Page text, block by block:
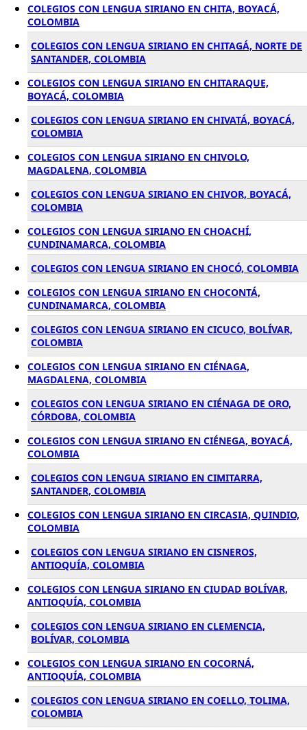
COLEGIOS CON LENGUA SIRIANO EN CHITA, BOYACÁ,
COLOMBIA
COLEGIOS CON LENGUA SIRIANO EN CHITAGÁ, NORTE DE
SANTANDER, COLOMBIA
COLEGIOS CON LENGUA SIRIANO EN CHITARAQUE,
BOYACÁ, COLOMBIA
COLEGIOS CON LENGUA SIRIANO EN CHIVATÁ, BOYACÁ,
COLOMBIA
COLEGIOS CON LENGUA SIRIANO EN CHIVOLO,
MAGDALENA, COLOMBIA
COLEGIOS CON LENGUA SIRIANO EN CHIVOR, BOYACÁ,
COLOMBIA
COLEGIOS CON LENGUA SIRIANO EN CHOACHÍ,
CUNDINAMARCA, COLOMBIA
COLEGIOS CON LENGUA SIRIANO EN CHOCÓ, COLOMBIA
COLEGIOS CON LENGUA SIRIANO EN CHOCONTÁ,
CUNDINAMARCA, COLOMBIA
COLEGIOS CON LENGUA SIRIANO EN CICUCO, BOLÍVAR,
COLOMBIA
COLEGIOS CON LENGUA SIRIANO EN CIÉNAGA,
MAGDALENA, COLOMBIA
COLEGIOS CON LENGUA SIRIANO EN CIÉNAGA DE ORO,
CÓRDOBA, COLOMBIA
COLEGIOS CON LENGUA SIRIANO EN CIÉNEGA, BOYACÁ,
COLOMBIA
COLEGIOS CON LENGUA SIRIANO EN CIMITARRA,
SANTANDER, COLOMBIA
COLEGIOS CON LENGUA SIRIANO EN CIRCASIA, QUINDIO,
COLOMBIA
COLEGIOS CON LENGUA SIRIANO EN CISNEROS,
ANTIOQUÍA, COLOMBIA
COLEGIOS CON LENGUA SIRIANO EN CIUDAD BOLÍVAR,
ANTIOQUÍA, COLOMBIA
COLEGIOS CON LENGUA SIRIANO EN CLEMENCIA,
BOLÍVAR, COLOMBIA
COLEGIOS CON LENGUA SIRIANO EN COCORNÁ,
ANTIOQUÍA, COLOMBIA
COLEGIOS CON LENGUA SIRIANO EN COELLO, TOLIMA,
COLOMBIA